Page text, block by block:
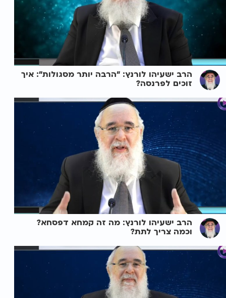
הרב ישעיהו לורנץ: "הרבה יותר מסגולות": איך
זוכים לפרנסה?
הרב ישעיהו לורנץ: מה זה קמחא דפסחא?
וכמה צריך לתת?